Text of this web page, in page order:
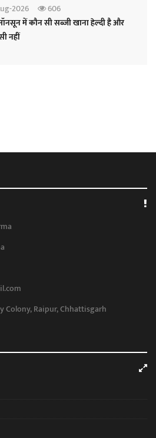
2026
606
सब्जी खाना हेल्दी है और
नहीं
Colony, Raipur, Chhattisgarh